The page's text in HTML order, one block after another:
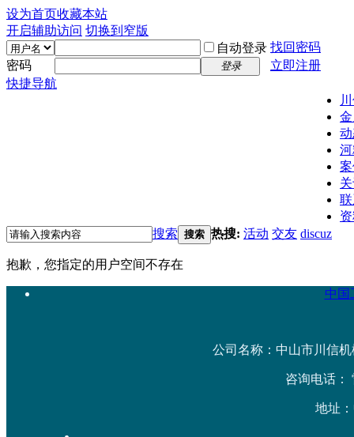
设为首页收藏本站
开启辅助访问 切换到窄版
自动登录 找回密码
密码
登录
立即注册
快捷导航
搜索 搜索 热搜: 活动 交友 discuz
抱歉，您指定的用户空间不存在
中国
公司名称：中山市川信机
咨询电话：
地址